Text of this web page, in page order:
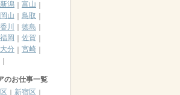
新潟
富山
岡山
鳥取
香川
徳島
福岡
佐賀
大分
宮崎
のお仕事一覧
新宿区